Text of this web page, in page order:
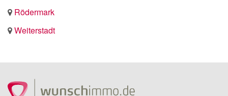
Rödermark
Weiterstadt